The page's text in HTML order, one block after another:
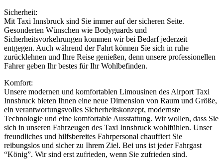
Sicherheit:
Mit Taxi Innsbruck sind Sie immer auf der sicheren Seite.
Gesonderten Wünschen wie Bodyguards und
Sicherheitsvorkehrungen kommen wir bei Bedarf jederzeit
entgegen. Auch während der Fahrt können Sie sich in ruhe
zurücklehnen und Ihre Reise genießen, denn unsere professionellen
Fahrer geben Ihr bestes für Ihr Wohlbefinden.
Komfort:
Unsere modernen und komfortablen Limousinen des Airport Taxi
Innsbruck bieten Ihnen eine neue Dimension von Raum und Größe,
ein verantwortungsvolles Sicherheitskonzept, modernste
Technologie und eine komfortable Ausstattung. Wir wollen, dass Sie
sich in unseren Fahrzeugen des Taxi Innsbruck wohlfühlen. Unser
freundliches und hilfsbereites Fahrpersonal chauffiert Sie
reibungslos und sicher zu Ihrem Ziel. Bei uns ist jeder Fahrgast
“König”. Wir sind erst zufrieden, wenn Sie zufrieden sind.